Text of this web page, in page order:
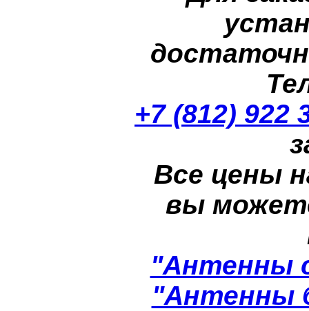
+7 (812) 922
Все цены
вы
"Антенны
"Антенны